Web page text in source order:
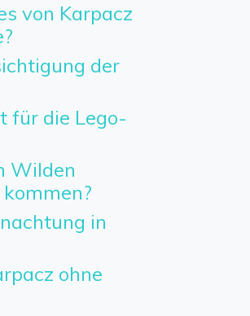
von Karpacz
der
für die Lego-
Wilden
in
ohne